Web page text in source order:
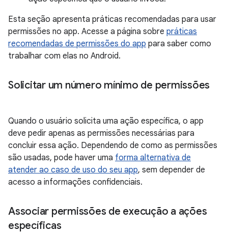
Esta seção apresenta práticas recomendadas para usar
permissões no app. Acesse a página sobre práticas
recomendadas de permissões do app para saber como
trabalhar com elas no Android.
Solicitar um número mínimo de permissões
Quando o usuário solicita uma ação específica, o app
deve pedir apenas as permissões necessárias para
concluir essa ação. Dependendo de como as permissões
são usadas, pode haver uma forma alternativa de
atender ao caso de uso do seu app, sem depender de
acesso a informações confidenciais.
Associar permissões de execução a ações
específicas